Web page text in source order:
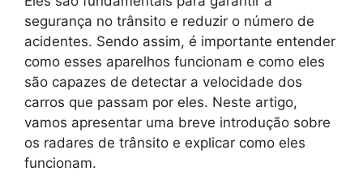
segurança no trânsito e reduzir o número de
acidentes. Sendo assim, é importante entender
como esses aparelhos funcionam e como eles
são capazes de detectar a velocidade dos
carros que passam por eles. Neste artigo,
vamos apresentar uma breve introdução sobre
os radares de trânsito e explicar como eles
funcionam.